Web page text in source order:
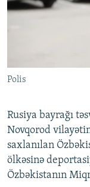
Polis
Rusiya bayrağı
Novqorod
saxlanılan
ölkəsinə
Özbəkistanın